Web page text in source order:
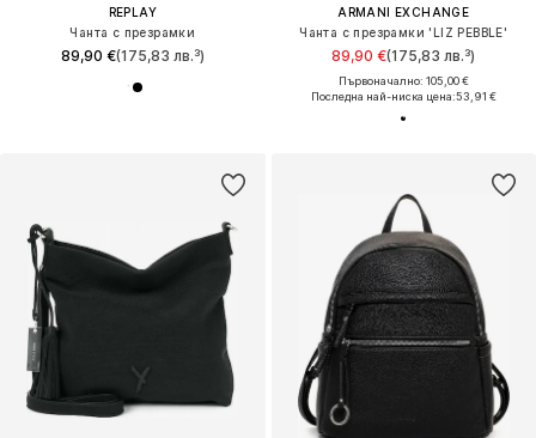
REPLAY
Чанта с презрамки
89,90 €(175,83 лв.³)
ARMANI EXCHANGE
Чанта с презрамки 'LIZ PEBBLE'
89,90 €(175,83 лв.³)
Първоначално: 105,00 €
Последна най-ниска цена:53,91 €